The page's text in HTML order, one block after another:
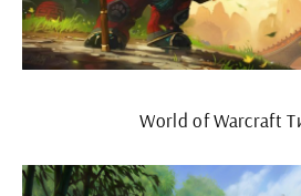
World of Warcraft